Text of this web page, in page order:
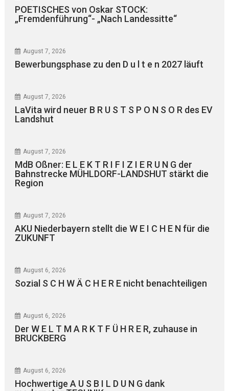
POETISCHES von Oskar STOCK:
„Fremdenführung“- „Nach Landessitte“
August 7, 2026
Bewerbungsphase zu den D u l t e n 2027 läuft
August 7, 2026
LaVita wird neuer B R U S T S P O N S O R des EV
Landshut
August 7, 2026
MdB Oßner: E L E K T R I F I Z I E R U N G der
Bahnstrecke MÜHLDORF-LANDSHUT stärkt die
Region
August 7, 2026
AKU Niederbayern stellt die W E I C H E N für die
ZUKUNFT
August 6, 2026
Sozial S C H W Ä C H E R E nicht benachteiligen
August 6, 2026
Der W E L T M A R K T F Ü H R E R, zuhause in
BRUCKBERG
August 6, 2026
Hochwertige A U S B I L D U N G dank